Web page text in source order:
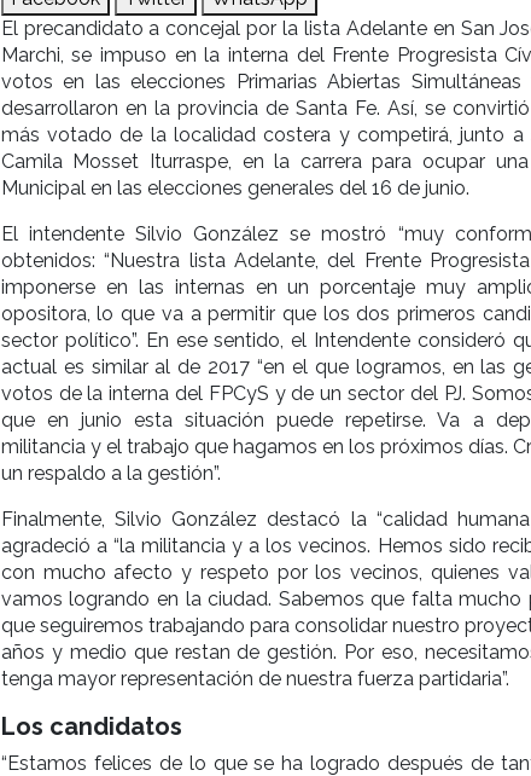
El precandidato a concejal por la lista Adelante en San
Marchi, se impuso en la interna del Frente Progresista
votos en las elecciones Primarias Abiertas
desarrollaron en la provincia de Santa Fe. Así, se
más votado de la localidad costera y competirá, junto a
Camila Mosset Iturraspe, en la carrera para ocupar
Municipal en las elecciones generales del 16 de junio.
El intendente Silvio González se mostró “muy
obtenidos: “Nuestra lista Adelante, del Frente
imponerse en las internas en un porcentaje muy
opositora, lo que va a permitir que los dos primeros
sector político”. En ese sentido, el Intendente consideró
actual es similar al de 2017 “en el que logramos, en las
votos de la interna del FPCyS y de un sector del PJ.
que en junio esta situación puede repetirse. Va a
militancia y el trabajo que hagamos en los próximos días.
un respaldo a la gestión”.
Finalmente, Silvio González destacó la “calidad
agradeció a “la militancia y a los vecinos. Hemos sido
con mucho afecto y respeto por los vecinos, quienes
vamos logrando en la ciudad. Sabemos que falta mucho
que seguiremos trabajando para consolidar nuestro
años y medio que restan de gestión. Por eso,
tenga mayor representación de nuestra fuerza partidaria”.
Los candidatos
“Estamos felices de lo que se ha logrado después de